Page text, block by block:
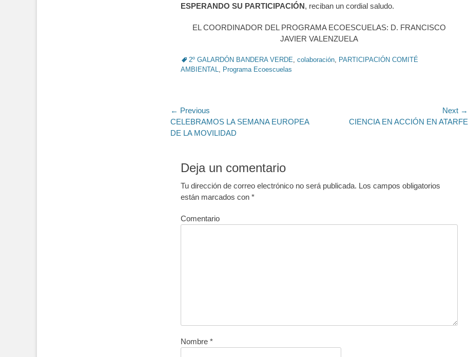
ESPERANDO SU PARTICIPACIÓN, reciban un cordial saludo.
EL COORDINADOR DEL PROGRAMA ECOESCUELAS: D. FRANCISCO
JAVIER VALENZUELA
Tags2º GALARDÓN BANDERA VERDE, colaboración, PARTICIPACIÓN COMITÉ
AMBIENTAL, Programa Ecoescuelas
Navegación
de
← Previous
Previous
post:
CELEBRAMOS LA SEMANA EUROPEA
DE LA MOVILIDAD
Next →
CIENCIA EN ACCIÓN EN ATARFE
Deja un comentario
Tu dirección de correo electrónico no será publicada. Los campos obligatorios
están marcados con *
Comentario
Nombre *